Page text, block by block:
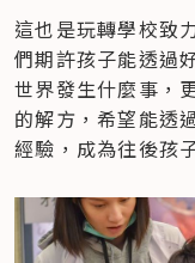
這也是玩轉學校致
們期許孩子能透過
世界發生什麼事，
的解方，希望能透
經驗，成為往後孩